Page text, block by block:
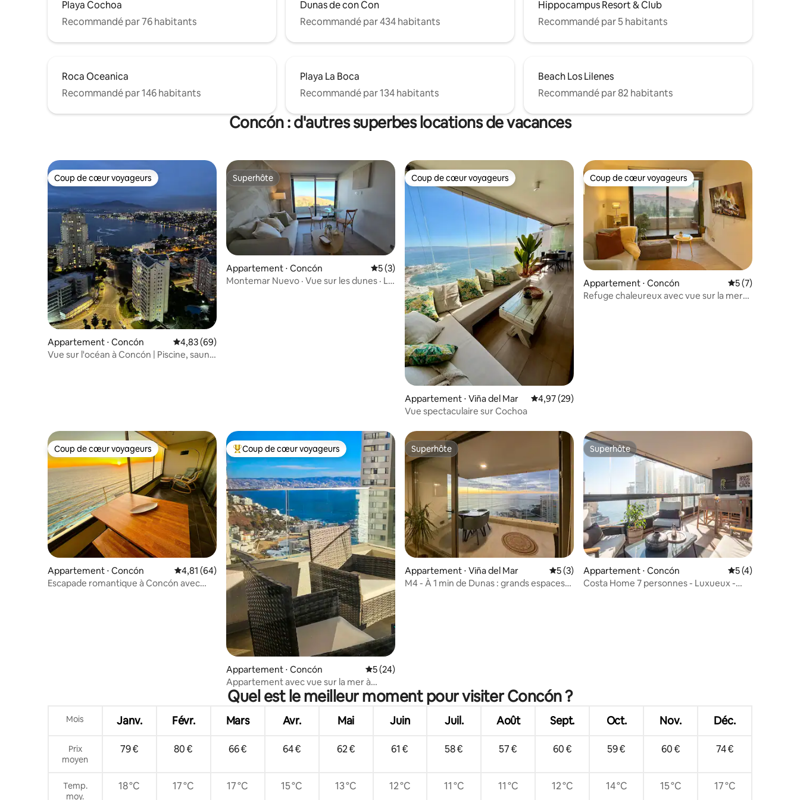
Playa Cochoa
Recommandé par 76 habitants
Dunas de con Con
Recommandé par 434 habitants
Hippocampus Resort & Club
Recommandé par 5 habitants
Roca Oceanica
Recommandé par 146 habitants
Playa La Boca
Recommandé par 134 habitants
Beach Los Lilenes
Recommandé par 82 habitants
Concón : d'autres superbes locations de vacances
Coup de cœur voyageurs
Coup de cœur voyageurs
Appartement ⋅ Concón Évaluation moyenne sur la base de 69 commentaires : 4,83 sur 5
4,83 (69)
Vue sur l'océan à Concón | Piscine, sauna
Superhôte
Superhôte
Appartement ⋅ Concón Évaluation moyenne sur la base de 3 commentaires : 5 sur 5
5 (3)
Montemar Nuevo · Vue sur les dunes · Lit
Coup de cœur voyageurs
Coup de cœur voyageurs
Appartement ⋅ Viña del Mar Évaluation moyenne sur la base de 29 commentaires : 4,97 sur 5
4,97 (29)
Vue spectaculaire sur Cochoa
Coup de cœur voyageurs
Coup de cœur voyageurs
Appartement ⋅ Concón Évaluation
5 (7)
Refuge chaleureux avec vue sur la mer
Coup de cœur voyageurs
Coup de cœur voyageurs
Appartement ⋅ Concón Évaluation moyenne sur la base de 64 commentaires : 4,81 sur 5
4,81 (64)
Escapade romantique à Concón avec
Coups de cœur voyageurs les plus appréciés
Coup de cœur voyageurs
Appartement ⋅ Concón Évaluation moyenne sur la base de 24 commentaires : 5 sur 5
5 (24)
Appartement avec vue sur la mer à
Concon, à 150 m du Parque Dunal
Superhôte
Superhôte
Appartement ⋅ Viña del Mar Évaluation moyenne sur la base de 3 commentaires : 5 sur 5
5 (3)
M4 - À 1 min de Dunas : grands espaces
Superhôte
Superhôte
Appartement ⋅ Concón Évaluation
5 (4)
Costa Home 7 personnes - Luxueux -
Quel est le meilleur moment pour visiter Concón ?
Mois Janv. Févr. Mars Avr. Mai Juin Juil. Août Sept. Oct. Nov. Déc.
Prix
moyen
79 € 80 € 66 € 64 € 62 € 61 € 58 € 57 € 60 € 59 € 60 € 74 €
Temp.
moy.
18 °C 17 °C 17 °C 15 °C 13 °C 12 °C 11 °C 11 °C 12 °C 14 °C 15 °C 17 °C